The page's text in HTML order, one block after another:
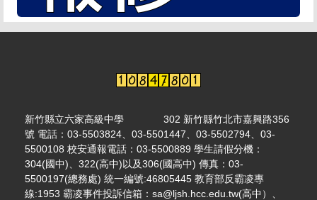
新竹縣立六家高級中學 302 新竹縣竹北市嘉興路356
號 電話：03-5503824、03-5501447、03-5502794、03-
5500108 校安通報電話：03-5500889 學生請假分機：
304(國中)、322(高中)以及306(國高中) 傳真：03-
5500197(總務處) 統一編號:46805445 教育部反霸凌專
線:1953 霸凌事件投訴信箱：sa@ljsh.hcc.edu.tw(高中）、